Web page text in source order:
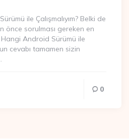
ile Çalışmalıyım? Belki de
önce sorulması gereken en
Android Sürümü ile
cevabı tamamen sizin
0